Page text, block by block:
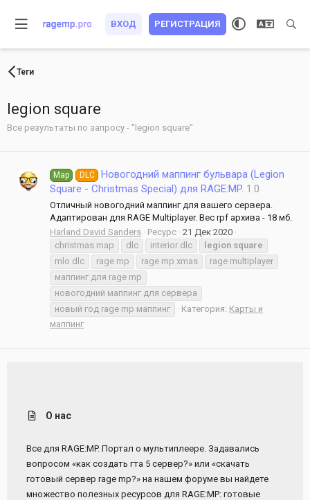
ВХОД РЕГИСТРАЦИЯ
Теги
legion square
Все результаты по запросу - "legion square"
Map DLC Новогодний маппинг бульвара (Legion
Square - Christmas Special) для RAGE:MP. 1.0
Отличный новогодний маппинг для вашего сервера.
Адаптирован для RAGE Multiplayer. Вес rpf архива - 18 мб.
Harland David Sanders
Ресурс 21 Дек 2020
christmas map
dlc interior dlc legion square
mlo dlc
rage mp rage mp xmas
rage multiplayer
маппинг для rage mp
новогодний маппинг для сервера
новый год rage mp маппинг
Категория: Карты и
маппинг
О нас
Все для RAGE:MP. Портал о мультиплеере. Задавались
вопросом «как создать гта 5 сервер?» или «скачать
готовый сервер rage mp?» на нашем форуме вы найдете
множество полезных ресурсов для RAGE:MP: готовые